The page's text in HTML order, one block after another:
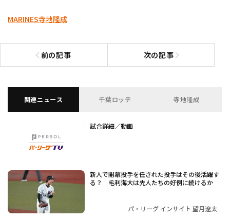
MARINES寺地隆成
前の記事
前の記事へ 次の記事次の記事へ
関連ニュース 千葉ロッテ 寺地隆成
試合詳細／動画
新人で開幕投手を任された投手はその後活躍す
る？ 毛利海大は先人たちの好例に続けるか
パ・リーグ インサイト 望月遼太